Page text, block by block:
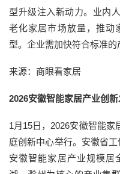
型升级注入新动力。业内
老化家居市场放量，推动
型。企业需加快符合标准的
来源：商眼看家居
2026安徽智能家居产业创
1月15日，2026安徽智能
庭创新中心举行。安徽省工
安徽智能家居产业规模居